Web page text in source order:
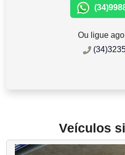
Ou ligue
Veículos